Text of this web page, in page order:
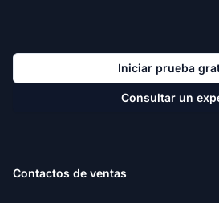
Iniciar prueba
Consultar un
Contactos de ventas